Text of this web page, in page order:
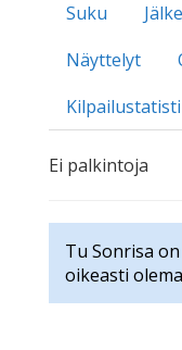
Suku
Näyttelyt
Ei palkintoja
Tu Sonrisa
oikeasti